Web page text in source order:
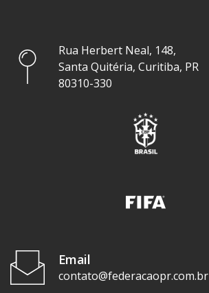
Rua Herbert Neal, 148,
Santa Quitéria, Curitiba, PR
80310-330
Email
contato@federacaopr.com.br